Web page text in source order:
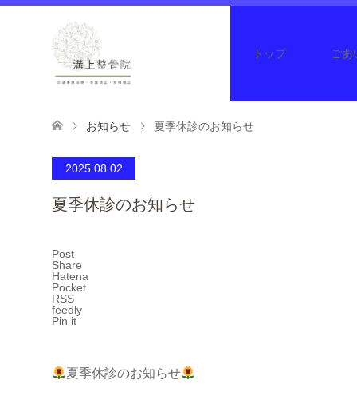
トップ ごあ
お知らせ 夏季休診のお知らせ
2025.08.02
夏季休診のお知らせ
Post
Share
Hatena
Pocket
RSS
feedly
Pin it
夏季休診のお知らせ